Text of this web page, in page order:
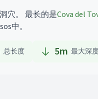
穴。 最长的是Cova del
中。
总长度 5m 最大深